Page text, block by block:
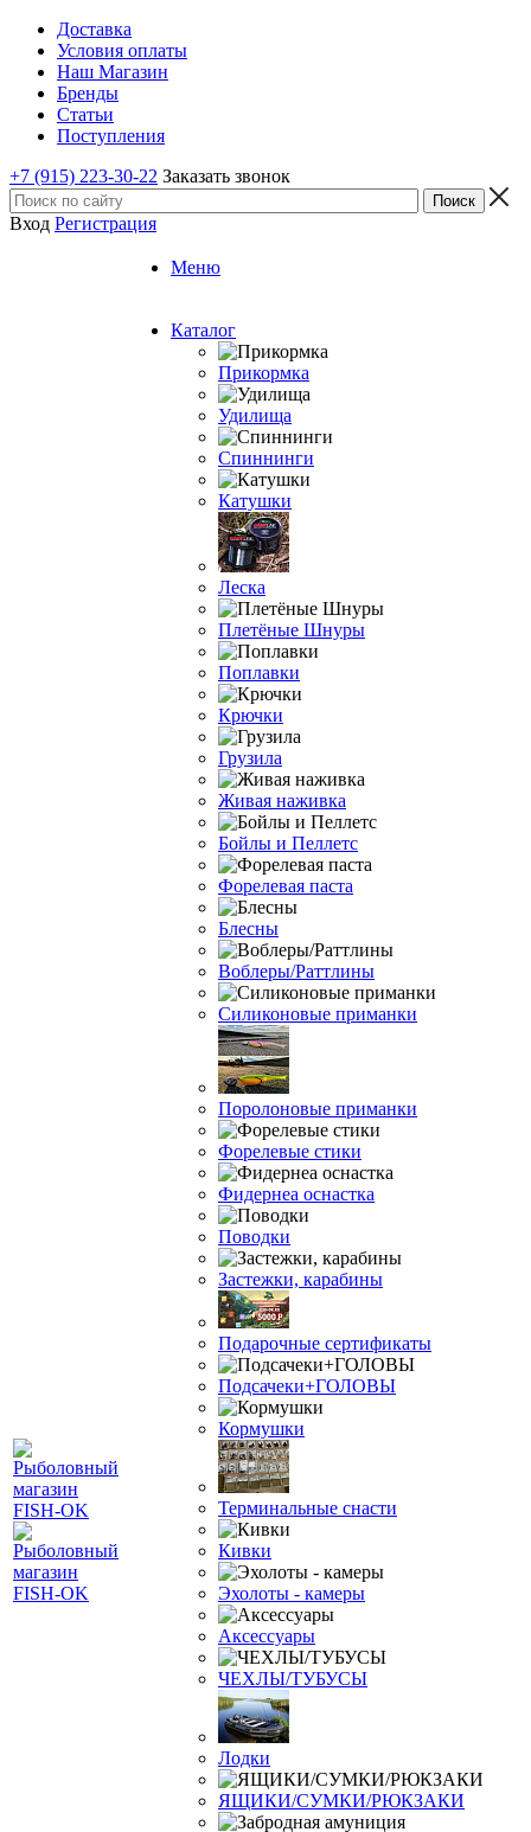
Доставка
Условия оплаты
Наш Магазин
Бренды
Статьи
Поступления
+7 (915) 223-30-22 Заказать звонок
Вход Регистрация
Меню
Каталог
Прикормка
Удилища
Спиннинги
Катушки
Леска
Плетёные Шнуры
Поплавки
Крючки
Грузила
Живая наживка
Бойлы и Пеллетс
Форелевая паста
Блесны
Воблеры/Раттлины
Силиконовые приманки
Поролоновые приманки
Форелевые стики
Фидернеа оснастка
Поводки
Застежки, карабины
Подарочные сертификаты
Подсачеки+ГОЛОВЫ
Кормушки
Терминальные снасти
Кивки
Эхолоты - камеры
Аксессуары
ЧЕХЛЫ/ТУБУСЫ
Лодки
ЯЩИКИ/СУМКИ/РЮКЗАКИ